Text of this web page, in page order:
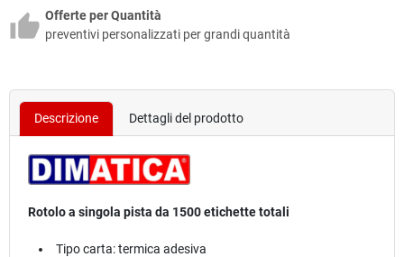
Offerte per Quantità
preventivi personalizzati per grandi quantità
Descrizione Dettagli del prodotto
Rotolo a singola pista da 1500 etichette totali
Tipo carta: termica adesiva